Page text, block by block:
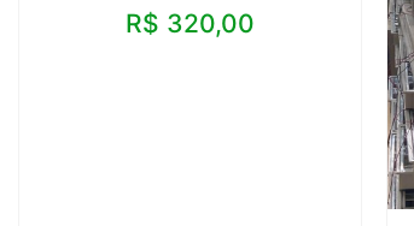
R$ 320,00